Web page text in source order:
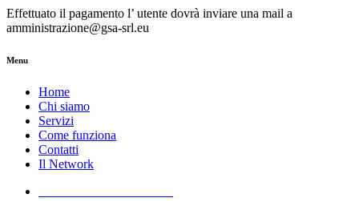
Effettuato il pagamento l’ utente dovrà inviare una mail a
amministrazione@gsa-srl.eu
Menu
Home
Chi siamo
Servizi
Come funziona
Contatti
Il Network